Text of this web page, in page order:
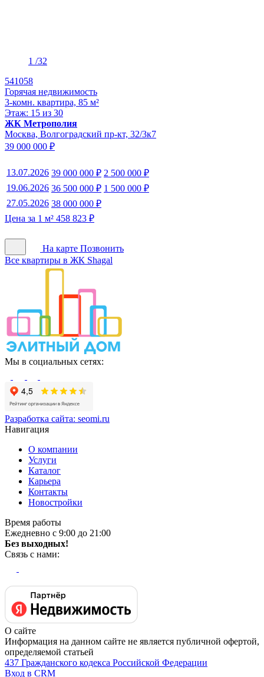
1 /32
541058
Горячая недвижимость
3-комн. квартира, 85 м²
Этаж: 15 из 30
ЖК Метрополия
Москва, Волгоградский пр-кт, 32/3к7
39 000 000 ₽
13.07.2026 39 000 000 ₽ 2 500 000 ₽
19.06.2026 36 500 000 ₽ 1 500 000 ₽
27.05.2026 38 000 000 ₽
Цена за 1 м² 458 823 ₽
На карте Позвонить
Все квартиры в ЖК Shagal
Мы в социальных сетях:
Разработка сайта: seomi.ru
Навигация
О компании
Услуги
Каталог
Карьера
Контакты
Новостройки
Время работы
Ежедневно с 9:00 до 21:00
Без выходных!
Связь с нами:
О сайте
Информация на данном сайте не является публичной офертой,
определяемой статьей
437 Гражданского кодекса Российской Федерации
Вход в CRM